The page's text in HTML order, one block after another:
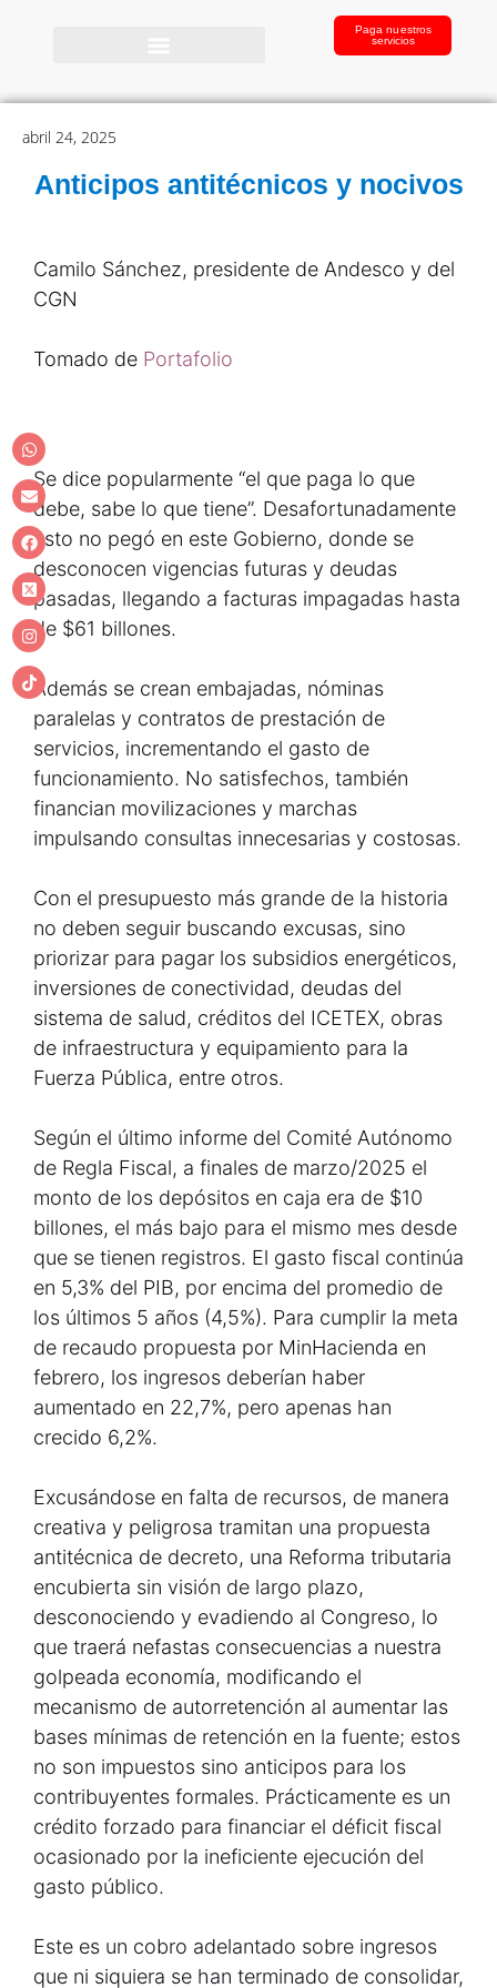
Paga nuestros
servicios
abril 24, 2025
Anticipos antitécnicos y nocivos
Camilo Sánchez, presidente de Andesco y del
CGN
Tomado de Portafolio
Se dice popularmente “el que paga lo que
debe, sabe lo que tiene”. Desafortunadamente
esto no pegó en este Gobierno, donde se
desconocen vigencias futuras y deudas
pasadas, llegando a facturas impagadas hasta
de $61 billones.
Además se crean embajadas, nóminas
paralelas y contratos de prestación de
servicios, incrementando el gasto de
funcionamiento. No satisfechos, también
financian movilizaciones y marchas
impulsando consultas innecesarias y costosas.
Con el presupuesto más grande de la historia
no deben seguir buscando excusas, sino
priorizar para pagar los subsidios energéticos,
inversiones de conectividad, deudas del
sistema de salud, créditos del ICETEX, obras
de infraestructura y equipamiento para la
Fuerza Pública, entre otros.
Según el último informe del Comité Autónomo
de Regla Fiscal, a finales de marzo/2025 el
monto de los depósitos en caja era de $10
billones, el más bajo para el mismo mes desde
que se tienen registros. El gasto fiscal continúa
en 5,3% del PIB, por encima del promedio de
los últimos 5 años (4,5%). Para cumplir la meta
de recaudo propuesta por MinHacienda en
febrero, los ingresos deberían haber
aumentado en 22,7%, pero apenas han
crecido 6,2%.
Excusándose en falta de recursos, de manera
creativa y peligrosa tramitan una propuesta
antitécnica de decreto, una Reforma tributaria
encubierta sin visión de largo plazo,
desconociendo y evadiendo al Congreso, lo
que traerá nefastas consecuencias a nuestra
golpeada economía, modificando el
mecanismo de autorretención al aumentar las
bases mínimas de retención en la fuente; estos
no son impuestos sino anticipos para los
contribuyentes formales. Prácticamente es un
crédito forzado para financiar el déficit fiscal
ocasionado por la ineficiente ejecución del
gasto público.
Este es un cobro adelantado sobre ingresos
que ni siquiera se han terminado de consolidar,